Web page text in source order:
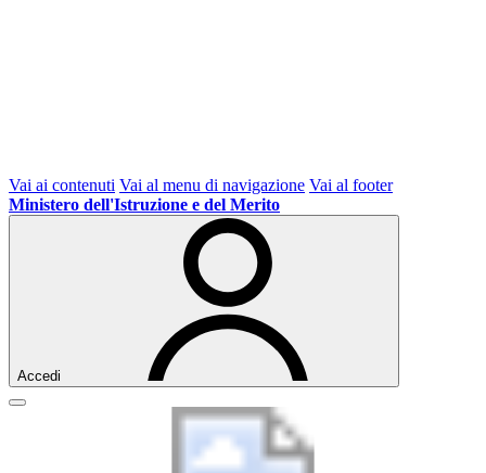
Vai ai contenuti Vai al menu di navigazione Vai al footer
Ministero dell'Istruzione e del Merito
Accedi